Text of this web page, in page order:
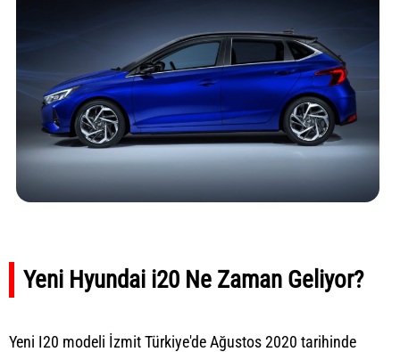
Yeni Hyundai i20 Ne Zaman Geliyor?
Yeni I20 modeli İzmit Türkiye'de Ağustos 2020 tarihinde